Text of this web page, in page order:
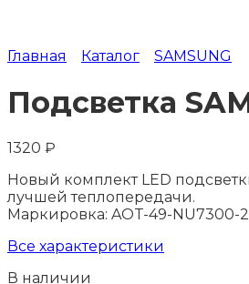
Главная Каталог SAMSUNG
Подсветка
1320 ₽
Новый комплект LED
лучшей теплопередачи.
Маркировка: AOT-49-NU7300-
Все характеристики
В наличии